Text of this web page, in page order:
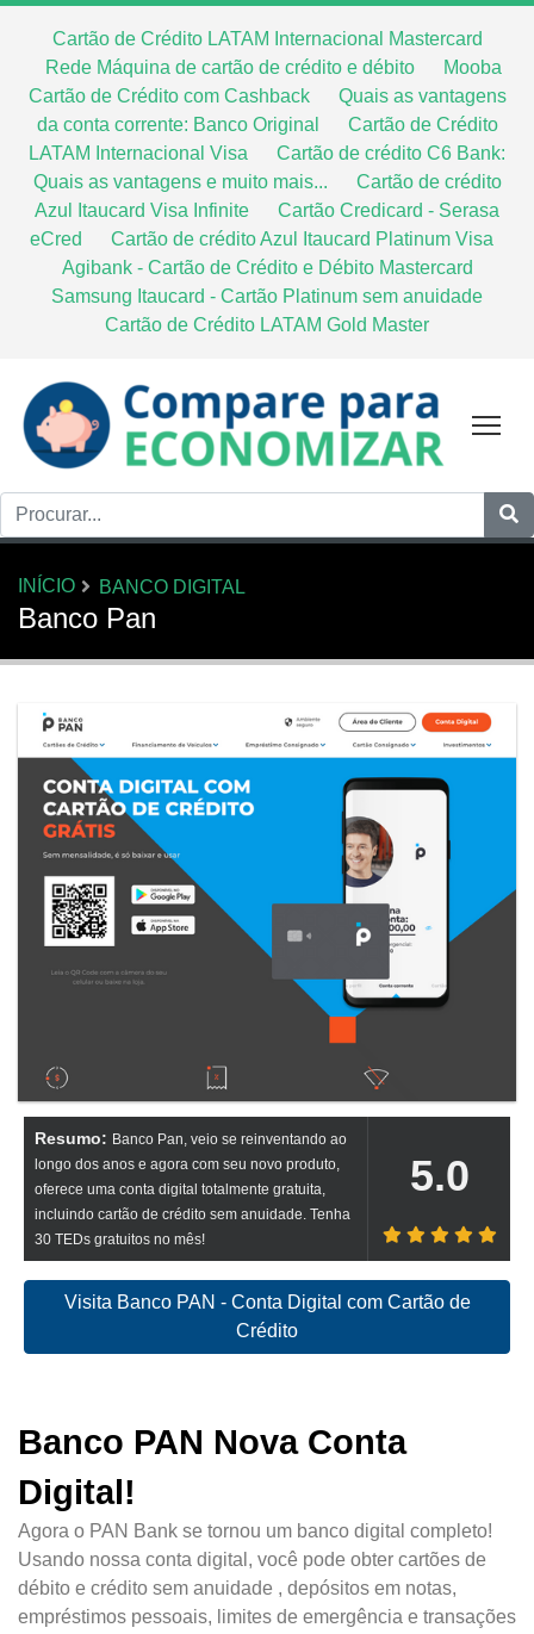
Cartão de Crédito LATAM Internacional Mastercard
Rede Máquina de cartão de crédito e débito
Mooba
Cartão de Crédito com Cashback
Quais as vantagens
da conta corrente: Banco Original
Cartão de Crédito
LATAM Internacional Visa
Cartão de crédito C6 Bank:
Quais as vantagens e muito mais...
Cartão de crédito
Azul Itaucard Visa Infinite
Cartão Credicard - Serasa
eCred
Cartão de crédito Azul Itaucard Platinum Visa
Agibank - Cartão de Crédito e Débito Mastercard
Samsung Itaucard - Cartão Platinum sem anuidade
Cartão de Crédito LATAM Gold Master
INÍCIO BANCO DIGITAL
Banco Pan
Resumo: Banco Pan, veio se reinventando ao
longo dos anos e agora com seu novo produto,
oferece uma conta digital totalmente gratuita,
incluindo cartão de crédito sem anuidade. Tenha
30 TEDs gratuitos no mês!
5.0
Visita Banco PAN - Conta Digital com Cartão de
Crédito
Banco PAN Nova Conta
Digital!
Agora o PAN Bank se tornou um banco digital completo!
Usando nossa conta digital, você pode obter cartões de
débito e crédito sem anuidade , depósitos em notas,
empréstimos pessoais, limites de emergência e transações